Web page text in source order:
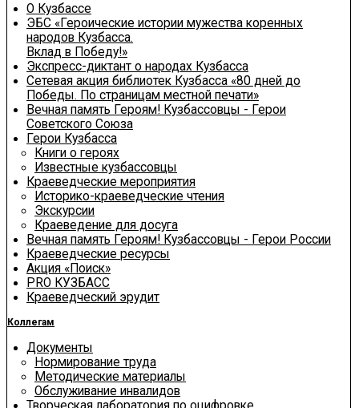
О Кузбассе
ЭБС «Героические истории мужества коренных
народов Кузбасса.
Вклад в Победу!»
Экспресс-диктант о народах Кузбасса
Сетевая акция библиотек Кузбасса «80 дней до
Победы. По страницам местной печати»
Вечная память Героям! Кузбассовцы - Герои
Советского Союза
Герои Кузбасса
Книги о героях
Известные кузбассовцы
Краеведческие мероприятия
Историко-краеведческие чтения
Экскурсии
Краеведение для досуга
Вечная память Героям! Кузбассовцы - Герои России
Краеведческие ресурсы
Акция «Поиск»
PRO КУЗБАСС
Краеведческий эрудит
Коллегам
Документы
Нормирование труда
Методические материалы
Обслуживание инвалидов